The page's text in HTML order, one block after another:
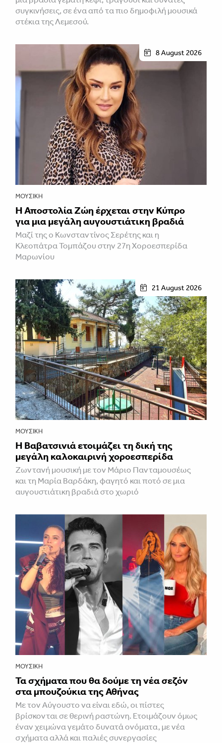
συγκινήσεις, σε ένα από τα πιο δημοφιλή μουσικά
στέκια της Λεμεσού.
8 August 2026
ΜΟΥΣΙΚΉ
Η Αποστολία Ζώη έρχεται στην Κύπρο
για μια μεγάλη αυγουστιάτικη βραδιά
Μαζί της ο Κωνσταντίνος Σερέτης και η
Κλεοπάτρα Τομπάζου στην 27η Χοροεσπερίδα
Μαρωνίου
21 August 2026
ΜΟΥΣΙΚΉ
Η Βαβατσινιά ετοιμάζει τη δική της
μεγάλη καλοκαιρινή χοροεσπερίδα
Ζωντανή μουσική με τον Μάριο Πανταμουσέως
και τη Μαρία Βαρδάκη, φαγητό και ποτό σε μια
αυγουστιάτικη βραδιά στο χωριό
ΜΟΥΣΙΚΉ
Τα σχήματα που θα δούμε τη νέα σεζόν
στα μπουζούκια της Αθήνας
Με τον Αύγουστο να είναι εδώ, οι πίστες
βρίσκονται σε θερινή ραστώνη. Ετοιμάζουν όμως
έναν χειμώνα γεμάτο δυνατά ονόματα, με νέα
σχήματα αλλά και παλιές συνεργασίες